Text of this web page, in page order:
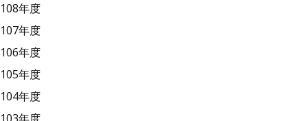
108年度
107年度
106年度
105年度
104年度